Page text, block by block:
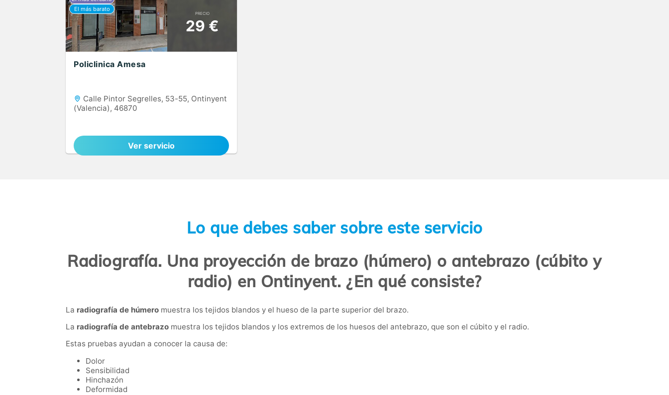
PRECIO
29 €
Policlinica Amesa
Calle Pintor Segrelles, 53-55, Ontinyent
(Valencia), 46870
Ver servicio
Lo que debes saber sobre este servicio
Radiografía. Una proyección de brazo (húmero) o antebrazo (cúbito y
radio) en Ontinyent. ¿En qué consiste?
La radiografía de húmero muestra los tejidos blandos y el hueso de la parte superior del brazo.
La radiografía de antebrazo muestra los tejidos blandos y los extremos de los huesos del antebrazo, que son el cúbito y el radio.
Estas pruebas ayudan a conocer la causa de:
Dolor
Sensibilidad
Hinchazón
Deformidad